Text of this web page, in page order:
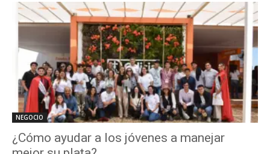
NEGOCIO
¿Cómo ayudar a los jóvenes a manejar